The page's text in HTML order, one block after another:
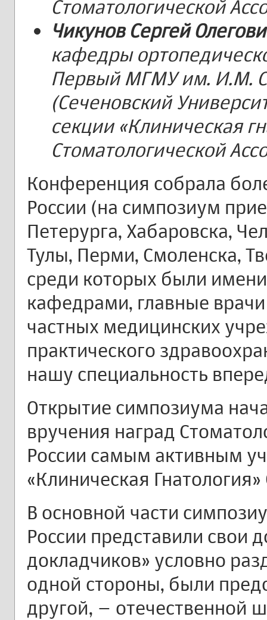
Стоматологической
Чикунов Сергей
кафедры
Первый МГМУ им. И.М.
(Сеченовский
секции «Клиническая
Стоматологической
Конференция собрала
России (на симпозиум
Петерурга, Хабаровска,
Тулы, Перми, Смоленска,
среди которых были
кафедрами, главные
частных медицинских
практического
нашу специальность
Открытие симпозиума
вручения наград
России самым активным
«Клиническая Гнатология»
В основной части
России представили свои
докладчиков» условно
одной стороны, были
другой, – отечественной